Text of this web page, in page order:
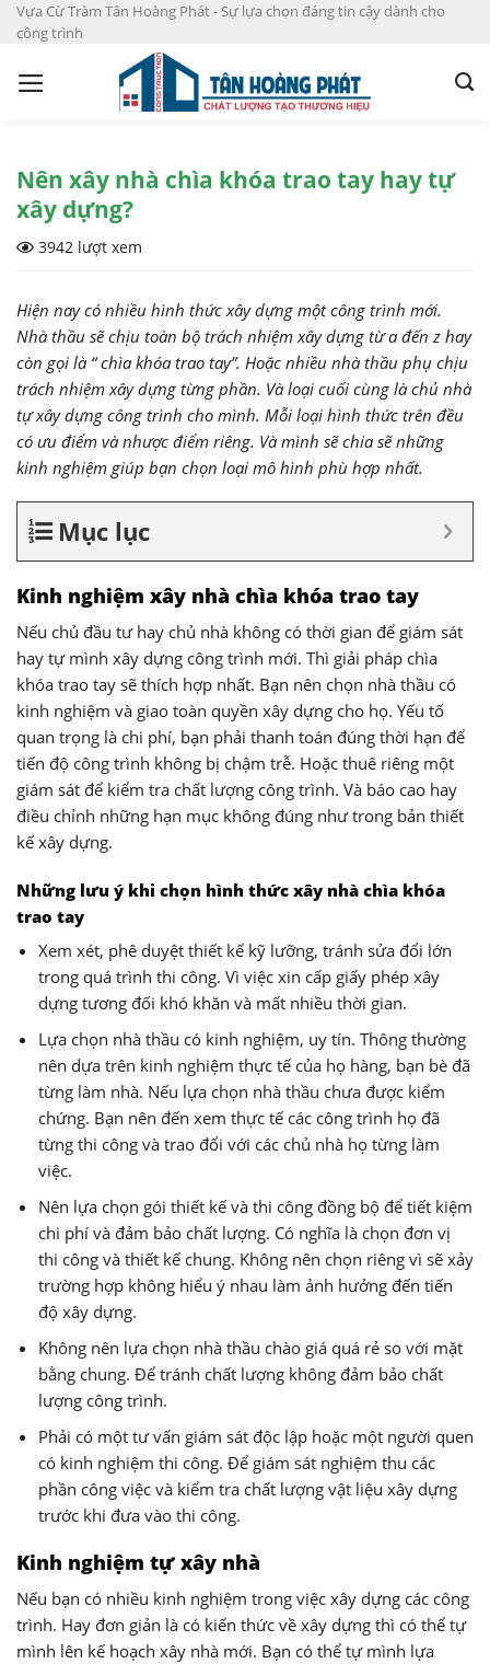
Vựa Cừ Tràm Tân Hoàng Phát - Sự lựa chọn đáng tin cậy dành cho
công trình
Nên xây nhà chìa khóa trao tay hay tự
xây dựng?
3942 lượt xem
Hiện nay có nhiều hình thức xây dựng một công trình mới.
Nhà thầu sẽ chịu toàn bộ trách nhiệm xây dựng từ a đến z hay
còn gọi là “ chìa khóa trao tay”. Hoặc nhiều nhà thầu phụ chịu
trách nhiệm xây dựng từng phần. Và loại cuối cùng là chủ nhà
tự xây dựng công trình cho mình. Mỗi loại hình thức trên đều
có ưu điểm và nhược điểm riêng. Và mình sẽ chia sẽ những
kinh nghiệm giúp bạn chọn loại mô hình phù hợp nhất.
Mục lục
Kinh nghiệm xây nhà chìa khóa trao tay
Nếu chủ đầu tư hay chủ nhà không có thời gian để giám sát
hay tự mình xây dựng công trình mới. Thì giải pháp chìa
khóa trao tay sẽ thích hợp nhất. Bạn nên chọn nhà thầu có
kinh nghiệm và giao toàn quyền xây dựng cho họ. Yếu tố
quan trọng là chi phí, bạn phải thanh toán đúng thời hạn để
tiến độ công trình không bị chậm trễ. Hoặc thuê riêng một
giám sát để kiểm tra chất lượng công trình. Và báo cao hay
điều chỉnh những hạn mục không đúng như trong bản thiết
kế xây dựng.
Những lưu ý khi chọn hình thức xây nhà chìa khóa
trao tay
Xem xét, phê duyệt thiết kế kỹ lưỡng, tránh sửa đổi lớn
trong quá trình thi công. Vì việc xin cấp giấy phép xây
dựng tương đối khó khăn và mất nhiều thời gian.
Lựa chọn nhà thầu có kinh nghiệm, uy tín. Thông thường
nên dựa trên kinh nghiệm thực tế của họ hàng, bạn bè đã
từng làm nhà. Nếu lựa chọn nhà thầu chưa được kiểm
chứng. Bạn nên đến xem thực tế các công trình họ đã
từng thi công và trao đổi với các chủ nhà họ từng làm
việc.
Nên lựa chọn gói thiết kế và thi công đồng bộ để tiết kiệm
chi phí và đảm bảo chất lượng. Có nghĩa là chọn đơn vị
thi công và thiết kế chung. Không nên chọn riêng vì sẽ xảy
trường hợp không hiểu ý nhau làm ảnh hưởng đến tiến
độ xây dựng.
Không nên lựa chọn nhà thầu chào giá quá rẻ so với mặt
bằng chung. Để tránh chất lượng không đảm bảo chất
lượng công trình.
Phải có một tư vấn giám sát độc lập hoặc một người quen
có kinh nghiệm thi công. Để giám sát nghiệm thu các
phần công việc và kiểm tra chất lượng vật liệu xây dựng
trước khi đưa vào thi công.
Kinh nghiệm tự xây nhà
Nếu bạn có nhiều kinh nghiệm trong việc xây dựng các công
trình. Hay đơn giản là có kiến thức về xây dựng thì có thể tự
mình lên kế hoạch xây nhà mới. Bạn có thể tự mình lựa